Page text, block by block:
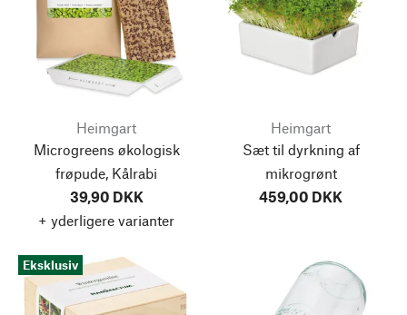
Heimgart
Microgreens økologisk
frøpude, Kålrabi
39,90 DKK
+ yderligere varianter
Heimgart
Sæt til dyrkning af
mikrogrønt
459,00 DKK
Eksklusiv